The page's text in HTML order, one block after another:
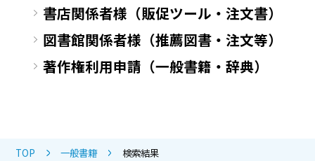
書店関係者様（販促ツール・注文書）
図書館関係者様（推薦図書・注文等）
著作権利用申請（一般書籍・辞典）
TOP 一般書籍 検索結果